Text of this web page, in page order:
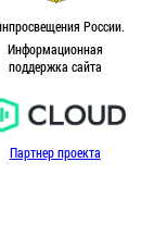
России.
Информационная
поддержка сайта
Партнер проекта